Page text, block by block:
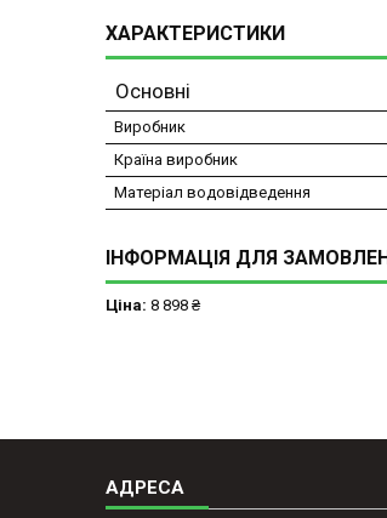
ХАРАКТЕРИСТИКИ
Основні
Виробник
Країна виробник
Матеріал водовідведення
ІНФОРМАЦІЯ ДЛЯ
Ціна: 8 898 ₴